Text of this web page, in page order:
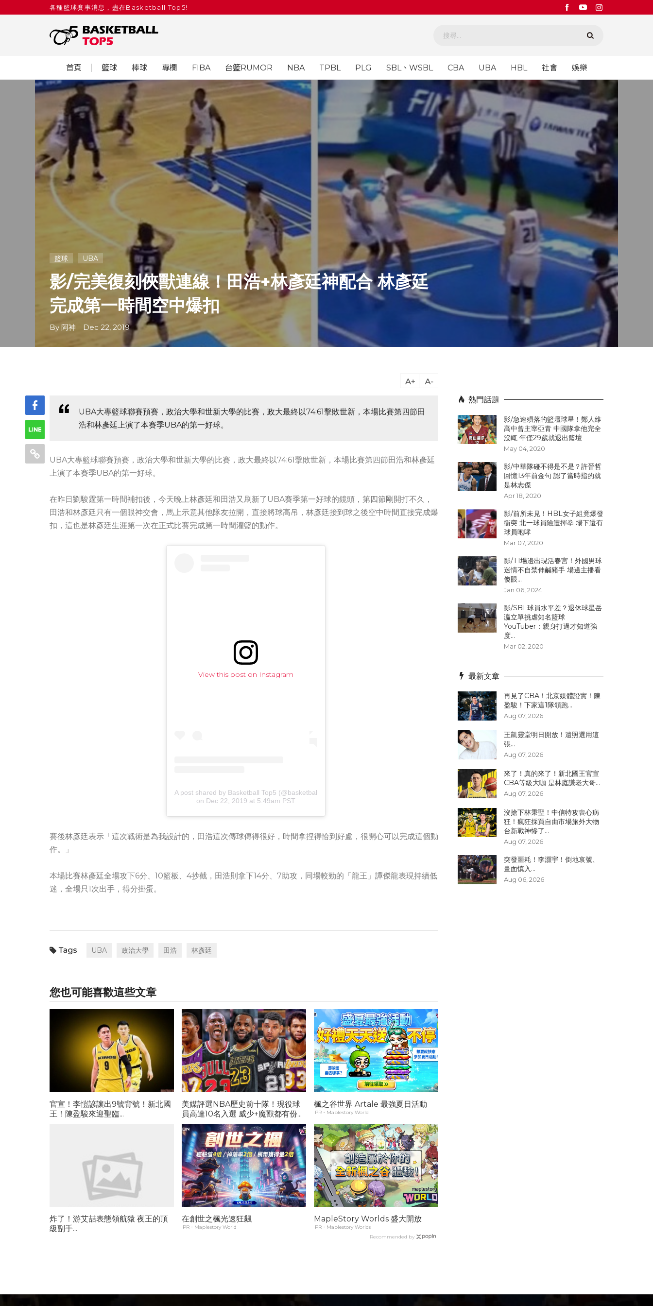
各種籃球賽事消息，盡在Basketball Top5!
首頁 籃球 棒球 專欄 FIBA 台籃RUMOR NBA TPBL PLG SBL、WSBL CBA UBA HBL 社會 娛樂
籃球 UBA
影/完美復刻俠獸連線！田浩+林彥廷神配合 林彥廷
完成第一時間空中爆扣
By 阿神 Dec 22, 2019
UBA大專籃球聯賽預賽，政治大學和世新大學的比賽，政大最終以74:61擊敗世新，本場比賽第四節田
浩和林彥廷上演了本賽季UBA的第一好球。
UBA大專籃球聯賽預賽，政治大學和世新大學的比賽，政大最終以74:61擊敗世新，本場比賽第四節田浩和林彥廷
上演了本賽季UBA的第一好球。
在昨日劉駿霆第一時間補扣後，今天晚上林彥廷和田浩又刷新了UBA賽季第一好球的鏡頭，第四節剛開打不久，
田浩和林彥廷只有一個眼神交會，馬上示意其他隊友拉開，直接將球高吊，林彥廷接到球之後空中時間直接完成爆
扣，這也是林彥廷生涯第一次在正式比賽完成第一時間灌籃的動作。
View this post on Instagram
A post shared by Basketball Top5 (@basketballtop5)
on Dec 22, 2019 at 5:49am PST
賽後林彥廷表示「這次戰術是為我設計的，田浩這次傳球傳得很好，時間拿捏得恰到好處，很開心可以完成這個動
作。」
本場比賽林彥廷全場攻下6分、10籃板、4抄截，田浩則拿下14分、7助攻，同場較勁的「龍王」譚傑龍表現持續低
迷，全場只1次出手，得分掛蛋。
UBA 政治大學 田浩 林彥廷
您也可能喜歡這些文章
官宣！李愷諺讓出9號背號！新北國
王！陳盈駿來迎聖臨...
美媒評選NBA歷史前十隊！現役球
員高達10名入選 威少+魔獸都有份...
楓之谷世界 Artale 最強夏日活動
PR・Maplestory World
炸了！游艾喆表態領航猿 夜王的頂
級副手...
在創世之楓光速狂飆
PR・Maplestory World
MapleStory Worlds 盛大開放
PR・Maplestory Worlds
Recommended by
熱門話題
影/急速殞落的籃壇球星！鄭人維
高中曾主宰亞青 中國隊拿他完全
沒輒 年僅29歲就退出籃壇
May 04, 2020
影/中華隊碰不得是不是？許晉哲
回憶13年前金句 認了當時指的就
是林志傑
Apr 18, 2020
影/前所未見！HBL女子組竟爆發
衝突 北一球員險遭揮拳 場下還有
球員咆哮
Mar 07, 2020
影/T1場邊出現活春宮！外國男球
迷情不自禁伸鹹豬手 場邊主播看
傻眼...
Jan 06, 2024
影/SBL球員水平差？退休球星岳
瀛立單挑虐知名籃球
YouTuber：親身打過才知道強
度...
Mar 02, 2020
最新文章
再見了CBA！北京媒體證實！陳
盈駿！下家這1隊領跑...
Aug 07, 2026
王凱靈堂明日開放！遺照選用這
張...
Aug 07, 2026
來了！真的來了！新北國王官宣
CBA等級大咖 是林庭謙老大哥...
Aug 07, 2026
沒搶下林秉聖！中信特攻喪心病
狂！瘋狂採買自由市場旅外大物
台新戰神慘了...
Aug 07, 2026
突發噩耗！李灝宇！倒地哀號、
畫面慎入...
Aug 06, 2026